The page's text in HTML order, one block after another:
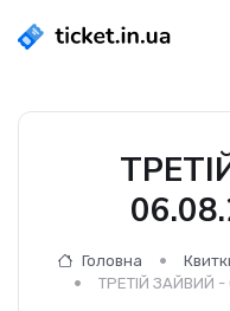
Головна
ТРЕТІЙ ЗАЙВИЙ -